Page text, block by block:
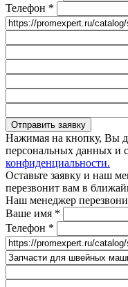
Телефон *
Отправить заявку
Нажимая на кнопку, Вы
персональных данных и
конфиденциальности.
Оставьте заявку и наш
перезвонит вам в
Наш менеджер
Ваше имя *
Телефон *